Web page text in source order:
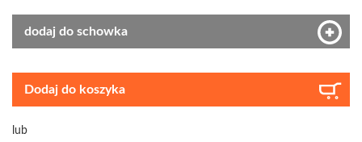
dodaj do schowka
Dodaj do koszyka
lub